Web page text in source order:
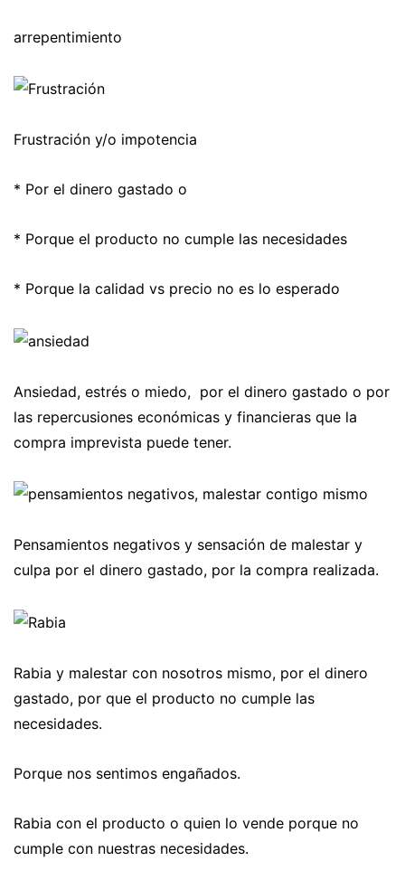
arrepentimiento
Frustración y/o impotencia
* Por el dinero gastado o
* Porque el producto no cumple las necesidades
* Porque la calidad vs precio no es lo esperado
Ansiedad, estrés o miedo, por el dinero gastado o por
las repercusiones económicas y financieras que la
compra imprevista puede tener.
Pensamientos negativos y sensación de malestar y
culpa por el dinero gastado, por la compra realizada.
Rabia y malestar con nosotros mismo, por el dinero
gastado, por que el producto no cumple las
necesidades.
Porque nos sentimos engañados.
Rabia con el producto o quien lo vende porque no
cumple con nuestras necesidades.